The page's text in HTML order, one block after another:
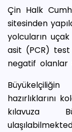
Çin Halk
sitesinden
yolcuların
asit (PCR) test
negatif olanlar
hazırlıklarını
kılavuza